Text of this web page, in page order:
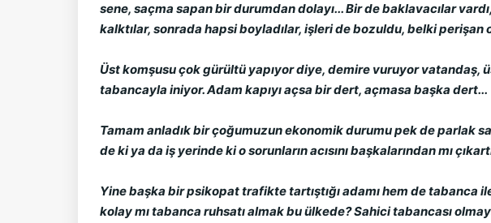
sene, saçma sapan bir durumdan dolayı... Bir de baklavacılar
kalktılar, sonrada hapsi boyladılar, işleri de bozuldu, belki perişan
Üst komşusu çok gürültü yapıyor diye, demire vuruyor vatandaş,
tabancayla iniyor. Adam kapıyı açsa bir dert, açmasa başka dert...
Tamam anladık bir çoğumuzun ekonomik durumu pek de parlak
de ki ya da iş yerinde ki o sorunların acısını başkalarından mı
Yine başka bir psikopat trafikte tartıştığı adamı hem de tabanca
kolay mı tabanca ruhsatı almak bu ülkede? Sahici tabancası